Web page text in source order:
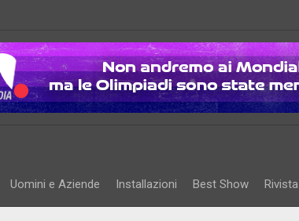
Uomini e Aziende Installazioni Best Show Rivista